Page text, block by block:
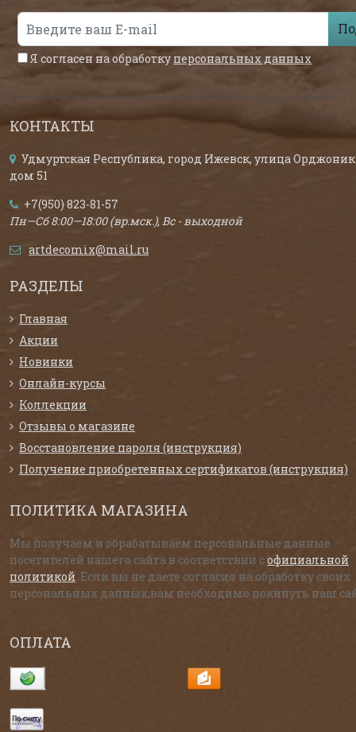
Я согласен на обработку персональных данных
КОНТАКТЫ
Удмуртская Республика, город Ижевск, улица
дом 51
+7(950) 823-81-57
Пн—Сб 8:00—18:00 (вр.мск.), Вс - выходной
artdecomix@mail.ru
РАЗДЕЛЫ
Главная
Акции
Новинки
Онлайн-курсы
Коллекции
Отзывы о магазине
Восстановление пароля (инструкция)
Получение приобретенных сертификатов (инструкция)
ПОЛИТИКА МАГАЗИНА
Мы получаем и обрабатываем персональные данные
посетителей нашего сайта в соответствии софициальной
политикой . Если вы не даете согласия на обработку своих
персональных данных,вам необходимо покинуть наш
ОПЛАТА